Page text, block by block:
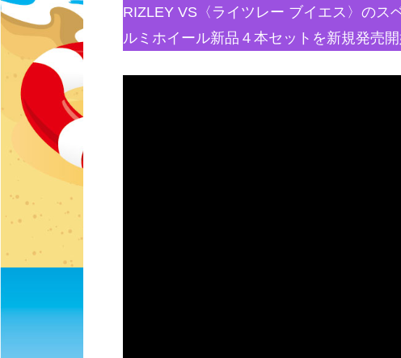
RIZLEY VS〈ライツレー ブイエス〉のス
ルミホイール新品４本セットを新規発売開